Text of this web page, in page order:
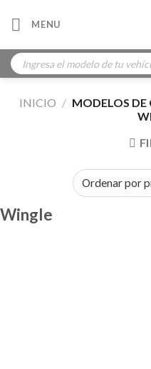
MENU
Búsqueda
de
productos
INICIO / MODELOS DE
Wingle